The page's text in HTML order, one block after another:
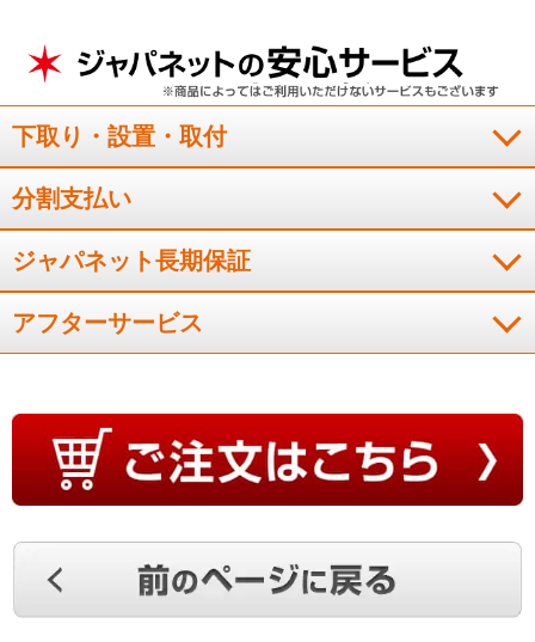
（ 京都府60代I.M様
静かで冷えるのが早い
音が静か冷えるのが早いので大変満足しております。
さすが日立のエアコン
和室のエアコンの調子が悪くなってきたので、買い替えを考え
ていたところでした。まだ試運転しかしていませんが、快適で
す。これまでもエアコンは日立製を多く使用してきましたの
で、品質には信頼を置いています。
下取り・設置・取付
分割支払い
ジャパネット長期保証
アフターサービス